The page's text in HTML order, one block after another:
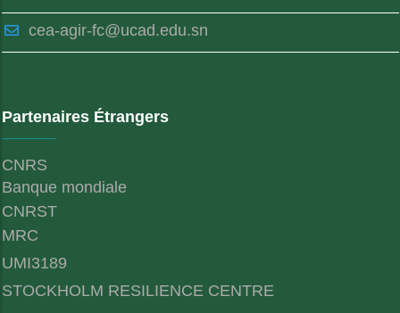
cea-agir-fc@ucad.edu.sn
Partenaires Étrangers
CNRS
Banque mondiale
CNRST
MRC
UMI3189
STOCKHOLM RESILIENCE CENTRE